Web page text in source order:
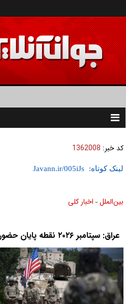
Toggle
کد خبر: 1362008
لینک کوتاه:
بين‌الملل » اخبار كلی
عراق: سپتامبر ۲۰۲۶ نقطه پایان حضور ائتلاف بین‌المللی خواهد بود